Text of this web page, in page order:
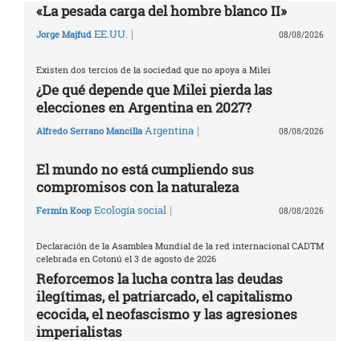
«La pesada carga del hombre blanco II»
Jorge Majfud EE.UU. | 08/08/2026
Existen dos tercios de la sociedad que no apoya a Milei
¿De qué depende que Milei pierda las
elecciones en Argentina en 2027?
Alfredo Serrano Mancilla Argentina | 08/08/2026
El mundo no está cumpliendo sus
compromisos con la naturaleza
Fermín Koop Ecología social | 08/08/2026
Declaración de la Asamblea Mundial de la red internacional CADTM
celebrada en Cotonú el 3 de agosto de 2026
Reforcemos la lucha contra las deudas
ilegítimas, el patriarcado, el capitalismo
ecocida, el neofascismo y las agresiones
imperialistas